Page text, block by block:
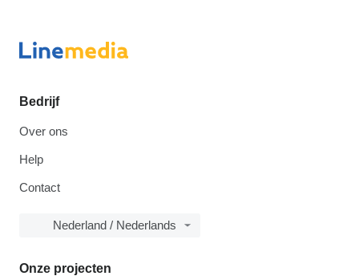
Bedrijf
Over ons
Help
Contact
Nederland / Nederlands
Onze projecten